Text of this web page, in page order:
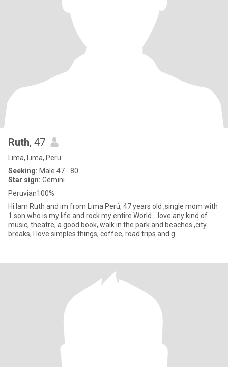
Ruth, 47
Lima, Lima, Peru
Seeking: Male 47 - 80
Star sign: Gemini
Peruvian100%
Hi Iam Ruth and im from Lima Perú, 47 years old ,single mom with
1 son who is my life and rock my entire World....love any kind of
music, theatre, a good book, walk in the park and beaches ,city
breaks, I love simples things, coffee, road trips and g